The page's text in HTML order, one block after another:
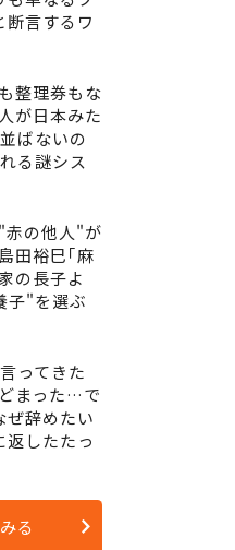
断言するワ
整理券もな
が日本みた
ばないの
る謎シス
赤の他人"が
田裕巳｢麻
の長子よ
子"を選ぶ
ってきた
まった…で
ぜ辞めたい
返したたっ
る